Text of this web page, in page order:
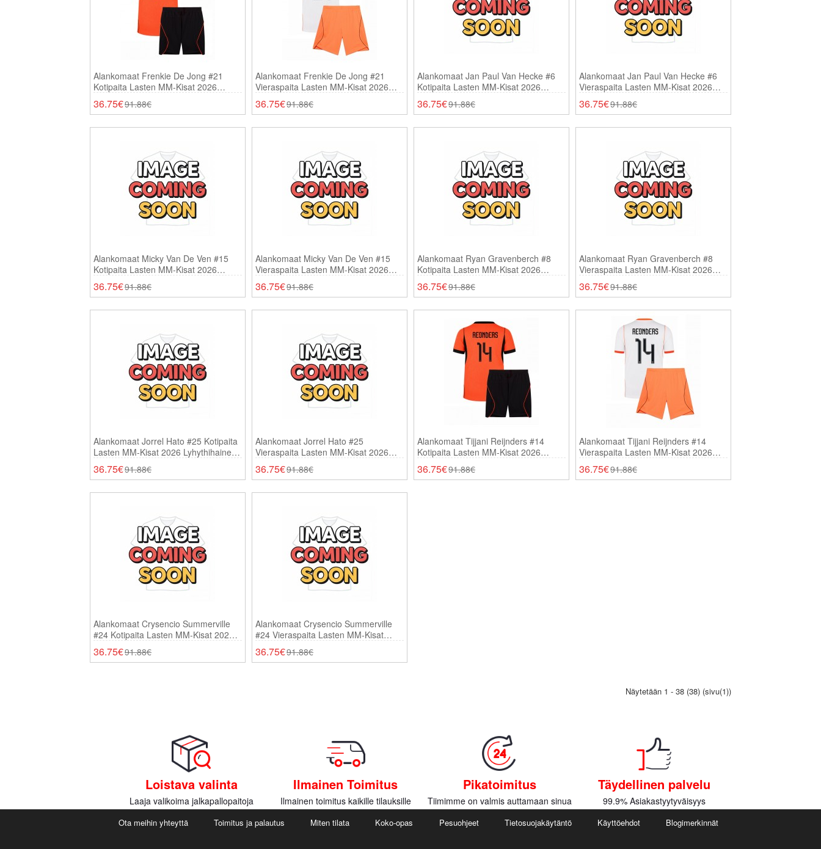
Alankomaat Frenkie De Jong #21
Kotipaita Lasten MM-Kisat 2026
Lyhythihainen (+ Shortsit)
36.75€91.88€
Alankomaat Frenkie De Jong #21
Vieraspaita Lasten MM-Kisat 2026
Lyhythihainen (+ Shortsit)
36.75€91.88€
Alankomaat Jan Paul Van Hecke #6
Kotipaita Lasten MM-Kisat 2026
Lyhythihainen (+ Shortsit)
36.75€91.88€
Alankomaat Jan Paul Van Hecke #6
Vieraspaita Lasten MM-Kisat 2026
Lyhythihainen (+ Shortsit)
36.75€91.88€
Alankomaat Micky Van De Ven #15
Kotipaita Lasten MM-Kisat 2026
Lyhythihainen (+ Shortsit)
36.75€91.88€
Alankomaat Micky Van De Ven #15
Vieraspaita Lasten MM-Kisat 2026
Lyhythihainen (+ Shortsit)
36.75€91.88€
Alankomaat Ryan Gravenberch #8
Kotipaita Lasten MM-Kisat 2026
Lyhythihainen (+ Shortsit)
36.75€91.88€
Alankomaat Ryan Gravenberch #8
Vieraspaita Lasten MM-Kisat 2026
Lyhythihainen (+ Shortsit)
36.75€91.88€
Alankomaat Jorrel Hato #25 Kotipaita
Lasten MM-Kisat 2026 Lyhythihainen
(+ Shortsit)
36.75€91.88€
Alankomaat Jorrel Hato #25
Vieraspaita Lasten MM-Kisat 2026
Lyhythihainen (+ Shortsit)
36.75€91.88€
Alankomaat Tijjani Reijnders #14
Kotipaita Lasten MM-Kisat 2026
Lyhythihainen (+ Shortsit)
36.75€91.88€
Alankomaat Tijjani Reijnders #14
Vieraspaita Lasten MM-Kisat 2026
Lyhythihainen (+ Shortsit)
36.75€91.88€
Alankomaat Crysencio Summerville
#24 Kotipaita Lasten MM-Kisat 2026
Lyhythihainen (+ Shortsit)
36.75€91.88€
Alankomaat Crysencio Summerville
#24 Vieraspaita Lasten MM-Kisat
2026 Lyhythihainen (+ Shortsit)
36.75€91.88€
Näytetään 1 - 38 (38) (sivu(1))
Loistava valinta
Laaja valikoima jalkapallopaitoja
Ilmainen Toimitus
Ilmainen toimitus kaikille tilauksille
Pikatoimitus
Tiimimme on valmis auttamaan sinua
Täydellinen palvelu
99.9% Asiakastyytyväisyys
Ota meihin yhteyttä Toimitus ja palautus Miten tilata Koko-opas Pesuohjeet Tietosuojakäytäntö Käyttöehdot Blogimerkinnät